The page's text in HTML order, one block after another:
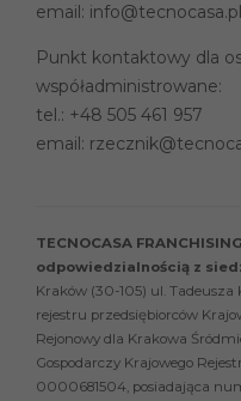
email: info@tecnocasa.pl
Punkt kontaktowy dla
współadministrowane:
tel.: +48 505 461 957
email:
TECNOCASA
odpowiedzialnością z
Kraków (30-105) ul. Tadeusza
rejestru przedsiębiorców
Rejonowy dla Krakowa
Gospodarczy Krajowego
0000681504, posiadająca